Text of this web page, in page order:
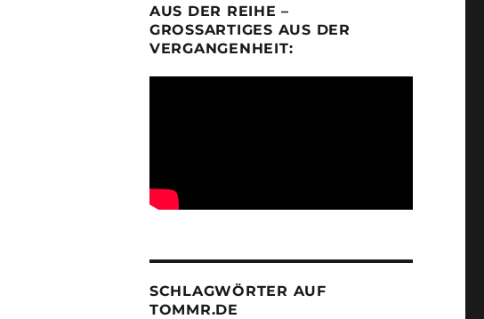
AUS DER REIHE –
GROSSARTIGES AUS DER V
ERGANGENHEIT:
SCHLAGWÖRTER AUF
TOMMR.DE